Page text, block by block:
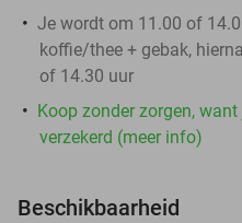
Je wordt om 11.00 of
koffie/thee + gebak,
of 14.30 uur
Koop zonder zorgen,
verzekerd (meer info)
Beschikbaarheid